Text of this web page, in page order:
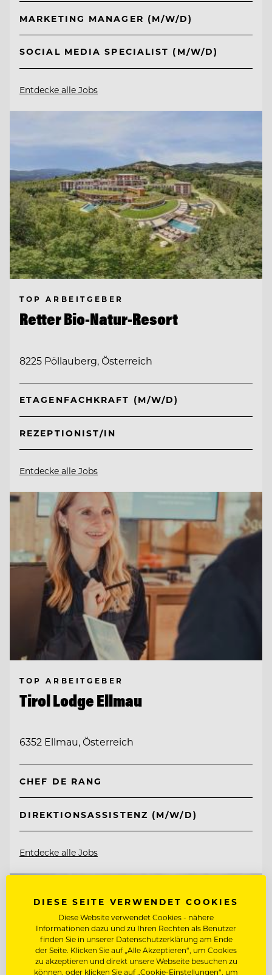
MARKETING MANAGER (M/W/D)
SOCIAL MEDIA SPECIALIST (M/W/D)
Entdecke alle Jobs
TOP ARBEITGEBER
Retter Bio-Natur-Resort
8225 Pöllauberg, Österreich
ETAGENFACHKRAFT (M/W/D)
REZEPTIONIST/IN
Entdecke alle Jobs
TOP ARBEITGEBER
Tirol Lodge Ellmau
6352 Ellmau, Österreich
CHEF DE RANG
DIREKTIONSASSISTENZ (M/W/D)
Entdecke alle Jobs
DIESE SEITE VERWENDET COOKIES
Diese Website verwendet Cookies - nähere
Informationen dazu und zu Ihren Rechten als Benutzer
finden Sie in unserer Datenschutzerklärung am Ende
der Seite. Klicken Sie auf „Alle Akzeptieren“, um Cookies
zu akzeptieren und direkt unsere Webseite besuchen zu
können, oder klicken Sie auf „Cookie-Einstellungen“, um